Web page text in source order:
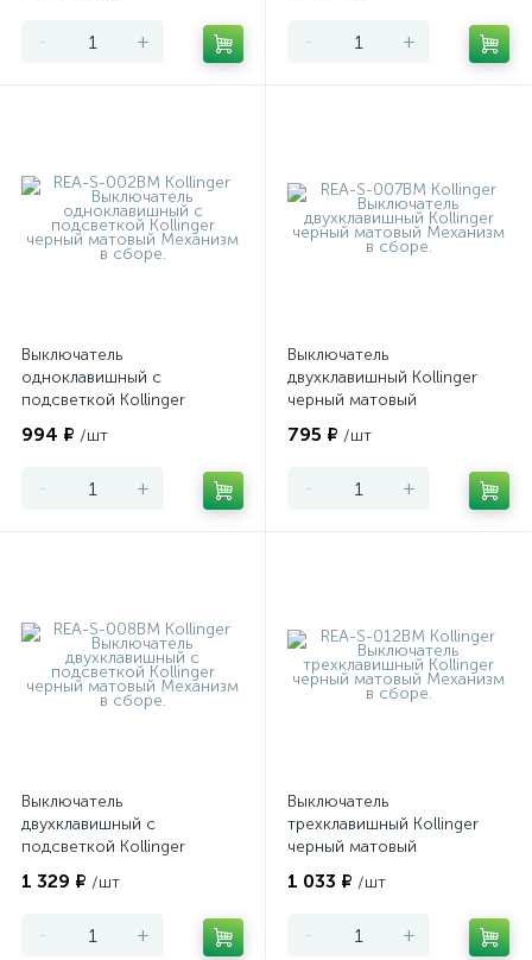
- + - +
Выключатель
одноклавишный с
подсветкой Kollinger
994 ₽ /шт
- +
Выключатель
двухклавишный Kollinger
черный матовый
795 ₽ /шт
- +
Выключатель
двухклавишный с
подсветкой Kollinger
1 329 ₽ /шт
- +
Выключатель
трехклавишный Kollinger
черный матовый
1 033 ₽ /шт
- +